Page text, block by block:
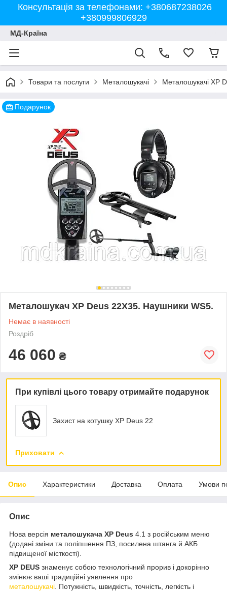
Консультація за телефонами: +380687238026
+380999806929
МД-Країна
Товари та послуги Металошукачі Металошукачі XP
Подарунок
Металошукач XP Deus 22X35. Наушники WS5.
Немає в наявності
Роздріб
46 060 ₴
При купівлі цього товару отримайте подарунок
Захист на котушку XP Deus 22
Приховати
Опис Характеристики Доставка Оплата Умови
Опис
Нова версія металошукача XP Deus 4.1 з російським меню
(додані зміни та поліпшення ПЗ, посилена штанга й АКБ
підвищеної місткості).
XP DEUS знаменує собою технологічний прорив і докорінно
змінює ваші традиційні уявлення про
металошукачі . Потужність, швидкість, точність, легкість і